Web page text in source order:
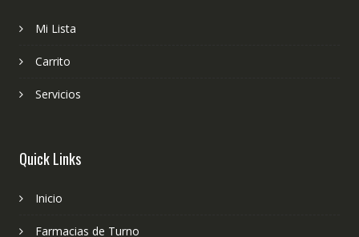
Mi Lista
Carrito
Servicios
Quick Links
Inicio
Farmacias de Turno